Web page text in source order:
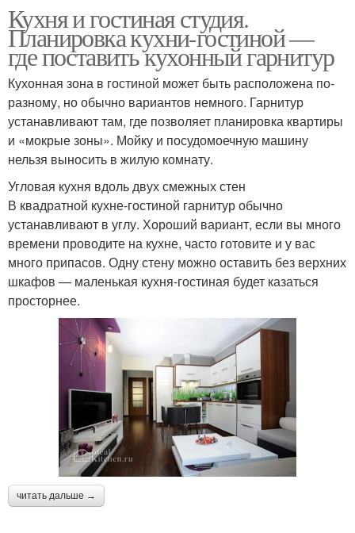
Кухня и гостиная студия.
Планировка кухни-гостиной —
где поставить кухонный гарнитур
Кухонная зона в гостиной может быть расположена по-
разному, но обычно вариантов немного. Гарнитур
устанавливают там, где позволяет планировка квартиры
и «мокрые зоны». Мойку и посудомоечную машину
нельзя выносить в жилую комнату.
Угловая кухня вдоль двух смежных стен
В квадратной кухне-гостиной гарнитур обычно
устанавливают в углу. Хороший вариант, если вы много
времени проводите на кухне, часто готовите и у вас
много припасов. Одну стену можно оставить без верхних
шкафов — маленькая кухня-гостиная будет казаться
просторнее.
читать дальше →